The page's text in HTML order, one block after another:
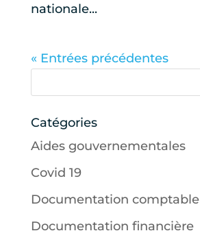
nationale...
« Entrées précédentes
Catégories
Aides gouvernementales
Covid 19
Documentation comptable
Documentation financière